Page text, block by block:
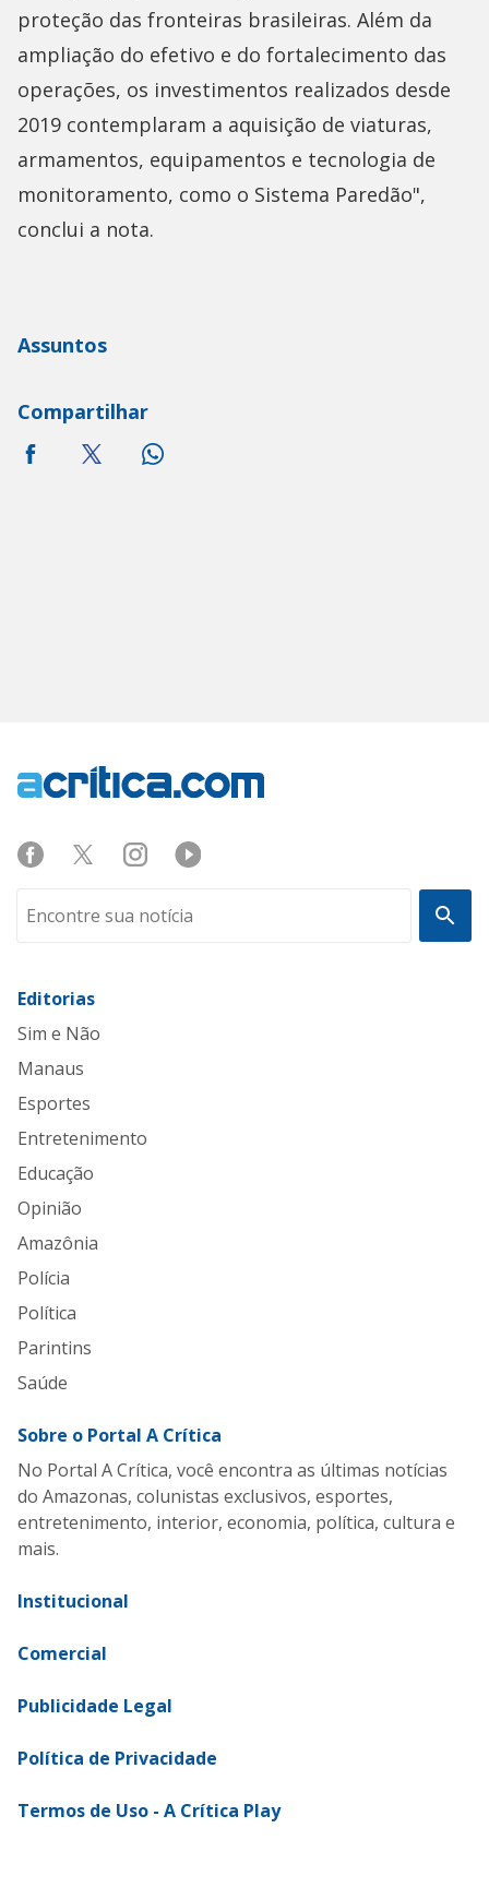
proteção das fronteiras brasileiras. Além da
ampliação do efetivo e do fortalecimento das
operações, os investimentos realizados desde
2019 contemplaram a aquisição de viaturas,
armamentos, equipamentos e tecnologia de
monitoramento, como o Sistema Paredão",
conclui a nota.
Assuntos
Compartilhar
Editorias
Sim e Não
Manaus
Esportes
Entretenimento
Educação
Opinião
Amazônia
Polícia
Política
Parintins
Saúde
Sobre o Portal A Crítica
No Portal A Crítica, você encontra as últimas notícias
do Amazonas, colunistas exclusivos, esportes,
entretenimento, interior, economia, política, cultura e
mais.
Institucional
Comercial
Publicidade Legal
Política de Privacidade
Termos de Uso - A Crítica Play